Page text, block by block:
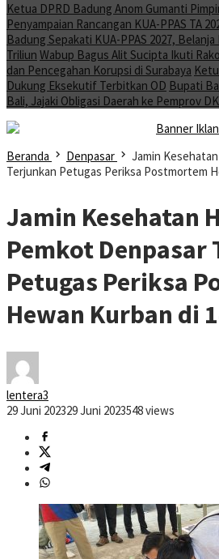
Ketua DPRD Badung Anom Gumanti
Penyampaian Rancangan KUA-PPAS TA
Badung Sepakati KUA-PPAS 2027,
Triliun Wabup Bagus Alit Sucipta Ikuti
dan Pencegahan Korupsi di Surabaya
Dukung Eksekutif Terbitkan OD Bupati
Bali, Jajaki Obligasi Daerah ke Pemprov
Beranda Denpasar
Jamin
Terjunkan Petugas Periksa Postmortem
Jamin Kesehatan
Pemkot Denpasar
Petugas Periksa
Hewan Kurban di
lentera3
29 Juni 202329 Juni 2023548 views